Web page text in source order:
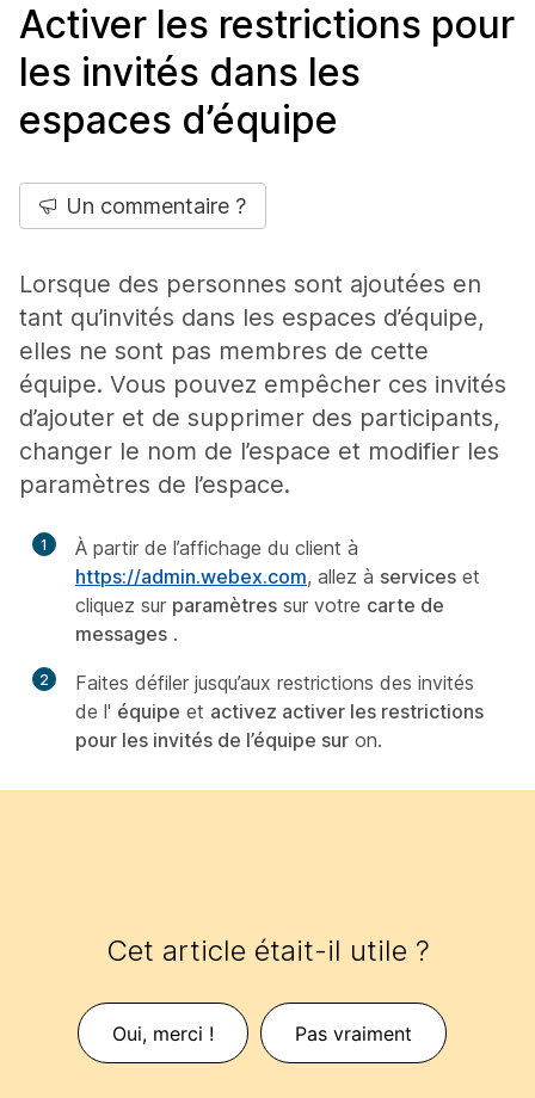
Activer les restrictions pour
les invités dans les
espaces d’équipe
Un commentaire ?
Lorsque des personnes sont ajoutées en
tant qu’invités dans les espaces d’équipe,
elles ne sont pas membres de cette
équipe. Vous pouvez empêcher ces invités
d’ajouter et de supprimer des participants,
changer le nom de l’espace et modifier les
paramètres de l’espace.
1
À partir de l’affichage du client à
https://admin.webex.com, allez à services et
cliquez sur paramètres sur votre carte de
messages .
2
Faites défiler jusqu’aux restrictions des invités
de l' équipe et activez activer les restrictions
pour les invités de l’équipe sur on.
Cet article était-il utile ?
Oui, merci ! Pas vraiment